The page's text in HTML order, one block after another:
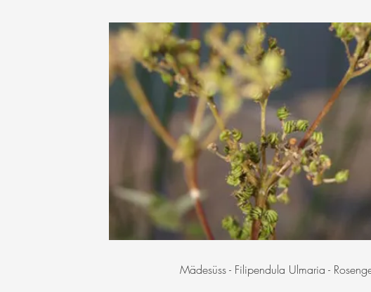
Mädesüss - Filipendula Ulmaria -